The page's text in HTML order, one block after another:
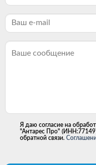
Я даю согласие на
"Антарес Про"
обратной связи.